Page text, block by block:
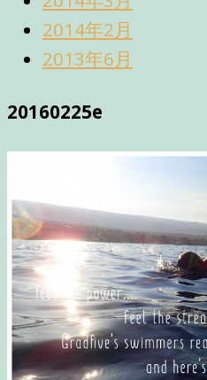
2014年2月
2013年6月
20160225e